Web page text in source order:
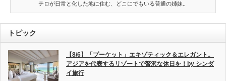
テロが日常と化した地に住む、どこにでもいる普通の姉妹。
トピック
【8/6】「プーケット」エキゾティック＆エレガント。
アジアを代表するリゾートで贅沢な休日を！by シンダ
イ旅行